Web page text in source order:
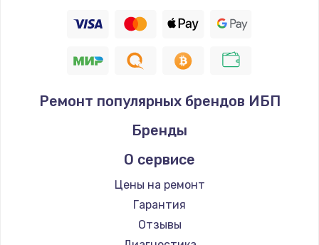
Ремонт популярных брендов ИБП
Бренды
О сервисе
Цены на ремонт
Гарантия
Отзывы